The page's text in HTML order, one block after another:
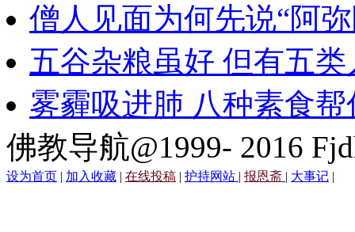
僧人见面为何先说“阿
五谷杂粮虽好 但有五
雾霾吸进肺 八种素食帮
佛教导航@1999- 2016
设为首页 | 加入收藏 | 在线投稿 | 护持网站 | 报恩斋 | 大事记 |